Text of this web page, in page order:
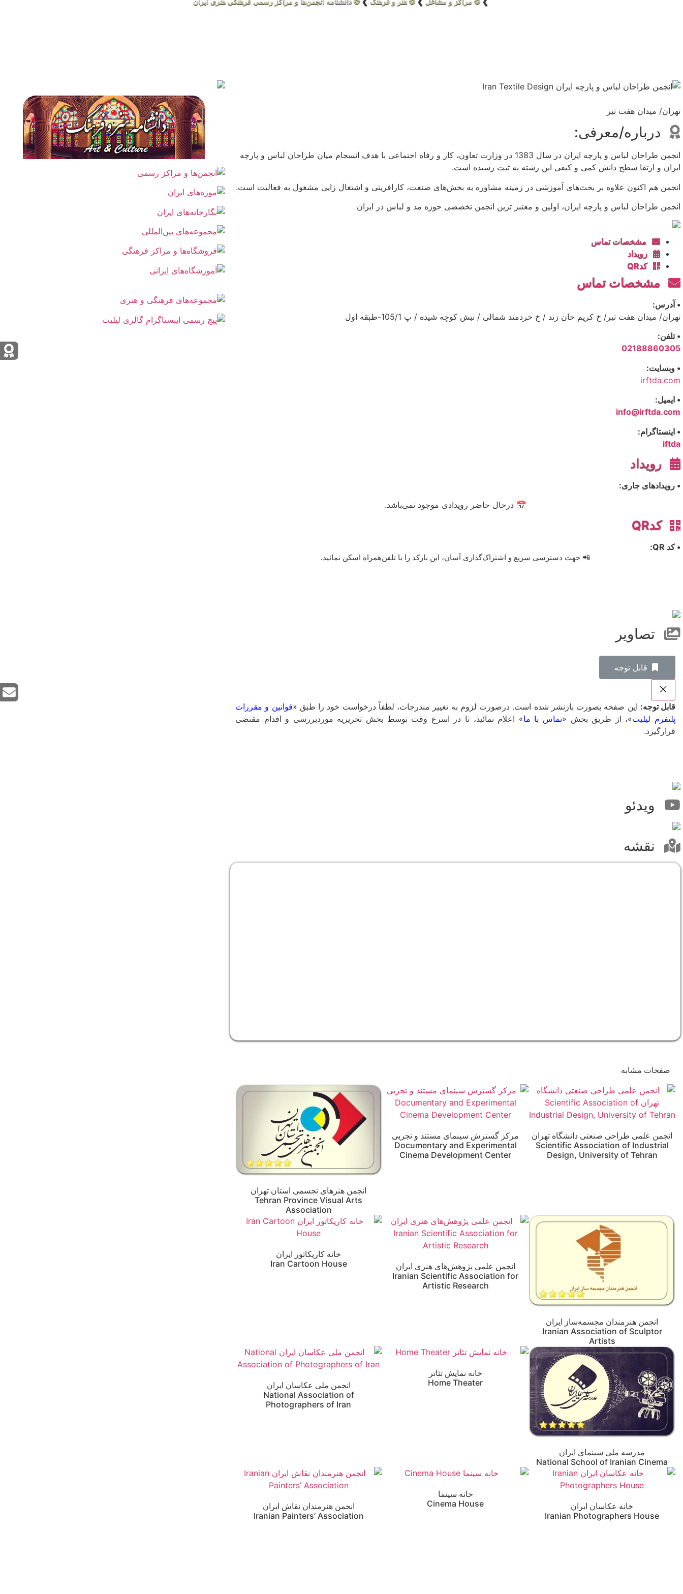
❯ ❂ مراکز و مشاغل ❯ ❂ هنر و فرهنگ ❯ ❂ دانشنامه انجمن‌ها و مراکز رسمی فرهنگی هنری ایران
تهران/ میدان هفت تیر
درباره/معرفی:
انجمن طراحان لباس و پارچه ایران در سال 1383 در وزارت تعاون، کار و رفاه اجتماعی با هدف انسجام میان طراحان لباس و پارچه
ایران و ارتقا سطح دانش کمی و کیفی این رشته به ثبت رسیده است.
انجمن هم اکنون علاوه بر بحث‌های آموزشی در زمینه مشاوره به بخش‌های صنعت، کارافریتی و اشتغال زایی مشغول به فعالیت است.
انجمن طراحان لباس و پارچه ایران، اولین و معتبر ترین انجمن تخصصی حوزه مد و لباس در ایران
مشخصات تماس
رویداد
کدQR
مشخصات تماس
• آدرس:
تهران/ میدان هفت تیر/ خ کریم خان زند / خ خردمند شمالی / نبش کوچه شیده / پ 105/1-طبقه اول
• تلفن:
02188860305
• وبسایت:
irftda.com
• ایمیل:
info@irftda.com
• اینستاگرام:
iftda
رویداد
• رویدادهای جاری:
📅 درحال حاضر رویدادی موجود نمی‌باشد.
کدQR
• کد QR:
📲 جهت دسترسی سریع و اشتراک‌گذاری آسان، این بارکد را با تلفن‌همراه اسکن نمائید.
تصاویر
‌قابل توجه
قابل توجه: این صفحه بصورت بازنشر شده است. درصورت لزوم به تغییر مندرجات، لطفاً درخواست خود را طبق «قوانین و مقررات
پلتفرم لیلیت»، از طریق بخش «تماس با ما» اعلام نمائید، تا در اسرع وقت توسط بخش تحریریه موردبررسی و اقدام مقتضی
قرارگیرد.
ویدئو
نقشه
صفحات مشابه
انجمن علمی طراحی صنعتی دانشگاه تهران
Scientific Association of Industrial
Design, University of Tehran
مرکز گسترش سینمای مستند و تجربی
Documentary and Experimental
Cinema Development Center
انجمن هنرهای تجسمی استان تهران
Tehran Province Visual Arts
Association
انجمن هنرمندان مجسمه‌ساز ایران
Iranian Association of Sculptor
Artists
انجمن علمی پژوهش‌های هنری ایران
Iranian Scientific Association for
Artistic Research
خانه کاریکاتور ایران
Iran Cartoon House
مدرسه ملی سینمای ایران
National School of Iranian Cinema
خانه نمایش تئاتر
Home Theater
انجمن ملی عکاسان ایران
National Association of
Photographers of Iran
خانه عکاسان ایران
Iranian Photographers House
خانه سینما
Cinema House
انجمن هنرمندان نقاش ایران
Iranian Painters’ Association